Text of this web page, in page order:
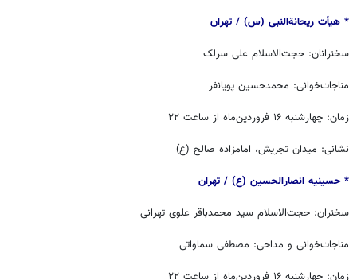
* هیأت ریحانةالنبی (س) / ‏‬تهران
سخنرانان: حجت‌الاسلام علی سرلک
مناجات‌خوانی: محمدحسین پویانفر
زمان: چهارشنبه ۱۶ فروردین‌ماه از ساعت ۲۲
نشانی: میدان تجریش، امامزاده صالح (ع)
* حسینیه انصارالحسین (ع) / ‏‬تهران
سخنران: حجت‌الاسلام سید محمدباقر علوی تهرانی
مناجات‌خوانی و مداحی: مصطفی سماواتی
زمان: چهارشنبه ۱۶ فروردین‌ماه از ساعت ۲۲